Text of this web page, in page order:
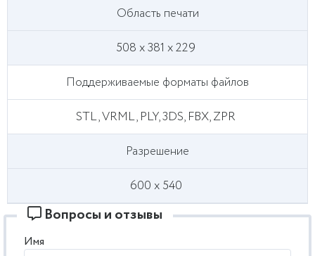
Область печати
508 х 381 х 229
Поддерживаемые форматы файлов
STL, VRML, PLY, 3DS, FBX, ZPR
Разрешение
600 х 540
Вопросы и отзывы
Имя